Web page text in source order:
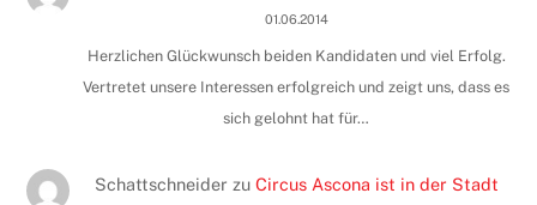
01.06.2014
Herzlichen Glückwunsch beiden Kandidaten und viel Erfolg.
Vertretet unsere Interessen erfolgreich und zeigt uns, dass es
sich gelohnt hat für…
Schattschneider zu Circus Ascona ist in der Stadt